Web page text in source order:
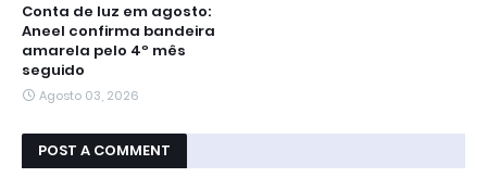
Conta de luz em agosto:
Aneel confirma bandeira
amarela pelo 4º mês
seguido
Agosto 03, 2026
POST A COMMENT